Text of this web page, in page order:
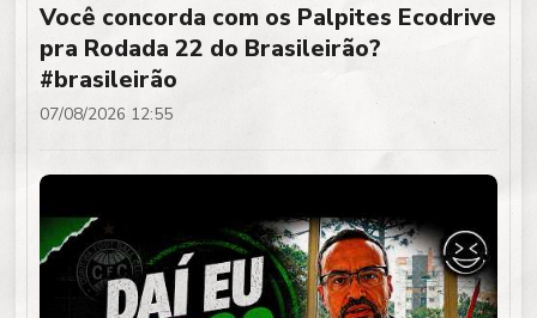
Você concorda com os Palpites Ecodrive
pra Rodada 22 do Brasileirão?
#brasileirão
07/08/2026 12:55